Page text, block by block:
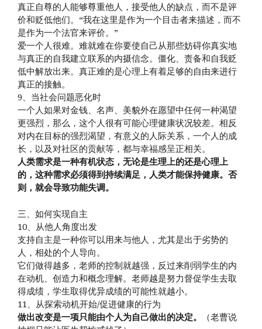
真正自尊的人能够尊重他人，接受他人的缺点，而不是评
价和贬低他们。“我在这里是作为一个目击者来描述，而不
是作为一个法官来评价。”
爱一个人很难。难就难在你要使自己从那些妨碍你真实地
与真正的自我建立联系的内摄信念。僵化、责备和自我贬
低中解放出来。真正难的是心理上有着足够的自由来进行
真正的接触。
9、当社会问题恶化时
一个人如果对金钱、名声、美貌外在愿望中任何一种渴望
更强烈，那么，这个人很有可能心理健康状况较差。相反
对内在目标的强烈渴望，有意义的人际关系，一个人的成
长，以及对社区的贡献等，都与幸福感呈正相关。
人类需求是一种有机状态，无论是生理上的还是心理上
的，这种需求必须得到持续满足，人类才能保持健康。否
则，就会导致功能失调。
三、如何实现自主
10、从他人角度出发
支持自主是一种你可以用来与他人，尤其是出于劣势的
人，相处的个人导向。
它们做得越多，老师的控制就越强，反过来削弱学生的内
在动机、创造力和概念理解。老师越是努力督促学生去取
得成绩，学生取得优异成绩的可能性就越小。
11、从探索动机开始/促进健康的行为
做出改变是一项只能由个人为自己做出的决定。
（老曹说